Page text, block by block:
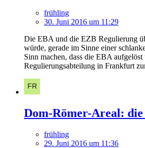
frühling
30. Juni 2016 um 11:29
Die EBA und die EZB Regulierung
würde, gerade im Sinne einer
Sinn machen, dass die EBA
Regulierungsabteilung in Frankfurt
Dom-Römer-Areal:
frühling
29. Juni 2016 um 11:36